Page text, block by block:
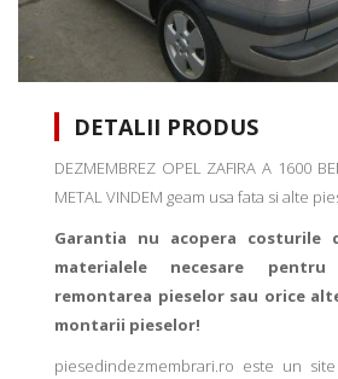
DETALII PRODUS
DEZMEMBREZ OPEL ZAFIRA A 1600
METAL VINDEM geam usa fata si alte
Garantia nu acopera costurile
materialele necesare
remontarea pieselor sau orice
montarii pieselor!
piesedindezmembrari.ro este un